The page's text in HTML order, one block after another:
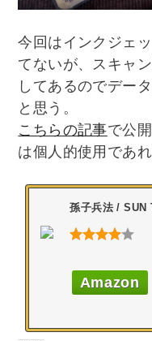
今回はインクジェ
てないが、スキャ
してあるのでデー
と思う。
こちらの記事で公
は個人的使用であ
孫子兵法 / SUN
Amazon